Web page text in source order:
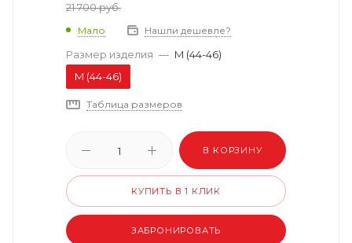
21 700руб.
Мало Нашли дешевле?
Размер изделия — M (44-46)
M (44-46)
Таблица размеров
В КОРЗИНУ
КУПИТЬ В 1 КЛИК
ЗАБРОНИРОВАТЬ